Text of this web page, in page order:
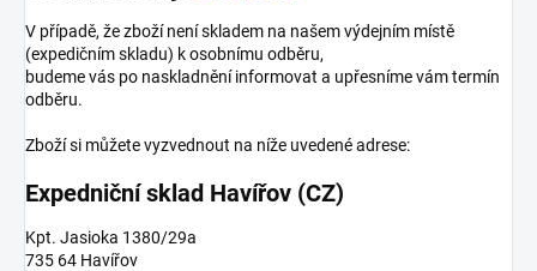
V případě, že zboží není skladem na našem výdejním místě
(expedičním skladu) k osobnímu odběru,
budeme vás po naskladnění informovat a upřesníme vám termín
odběru.
Zboží si můžete vyzvednout na níže uvedené adrese:
Expedniční sklad Havířov (CZ)
Kpt. Jasioka 1380/29a
735 64 Havířov